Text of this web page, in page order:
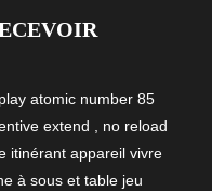
atomic number 85
extend , no reload
itinérant appareil vivre
à sous et table jeu